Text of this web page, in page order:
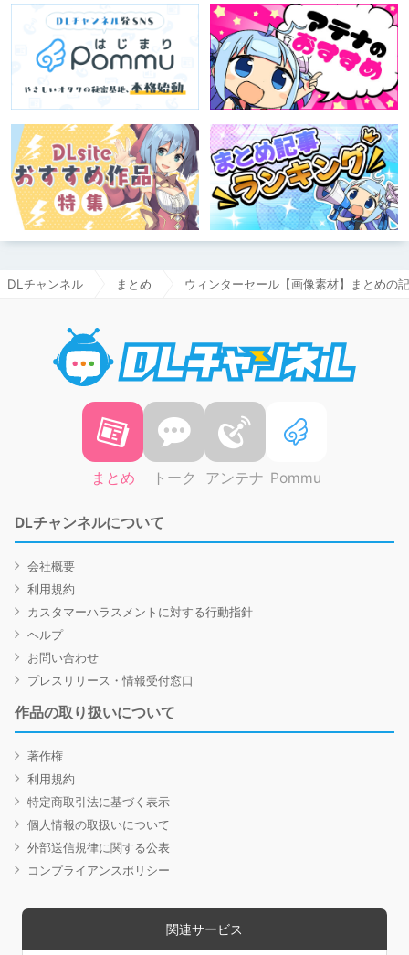
DLチャンネル まとめ ウィンターセール【画像素材】まとめの
まとめ トーク アンテナ Pommu
DLチャンネルについて
会社概要
利用規約
カスタマーハラスメントに対する行動指針
ヘルプ
お問い合わせ
プレスリリース・情報受付窓口
作品の取り扱いについて
著作権
利用規約
特定商取引法に基づく表示
個人情報の取扱いについて
外部送信規律に関する公表
コンプライアンスポリシー
関連サービス